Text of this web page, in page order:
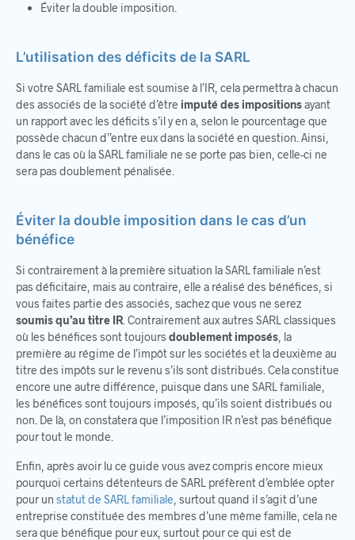
Éviter la double imposition.
L’utilisation des déficits de la SARL
Si votre SARL familiale est soumise à l’IR, cela permettra à chacun
des associés de la société d’être imputé des impositionsayant
un rapport avec les déficits s’il y en a, selon le pourcentage que
possède chacun d’’entre eux dans la société en question. Ainsi,
dans le cas où la SARL familiale ne se porte pas bien, celle-ci ne
sera pas doublement pénalisée.
Éviter la double imposition dans le cas d’un
bénéfice
Si contrairement à la première situation la SARL familiale n’est
pas déficitaire, mais au contraire, elle a réalisé des bénéfices, si
vous faites partie des associés, sachez que vous ne serez
soumis qu’au titre IR . Contrairement aux autres SARL classiques
où les bénéfices sont toujours doublement imposés , la
première au régime de l’impôt sur les sociétés et la deuxième au
titre des impôts sur le revenu s’ils sont distribués. Cela constitue
encore une autre différence, puisque dans une SARL familiale,
les bénéfices sont toujours imposés, qu’ils soient distribués ou
non. De là, on constatera que l’imposition IR n’est pas bénéfique
pour tout le monde.
Enfin, après avoir lu ce guide vous avez compris encore mieux
pourquoi certains détenteurs de SARL préfèrent d’emblée opter
pour un statut de SARL familiale , surtout quand il s’agit d’une
entreprise constituée des membres d’une même famille, cela ne
sera que bénéfique pour eux, surtout pour ce qui est de